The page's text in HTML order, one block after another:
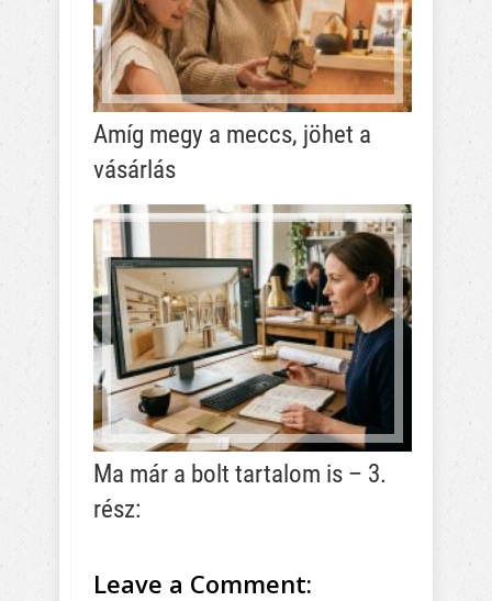
Amíg megy a meccs, jöhet a
vásárlás
Ma már a bolt tartalom is – 3.
rész:
Leave a Comment: